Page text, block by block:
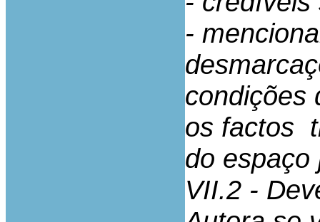
-
condições
os factos
do espaço
VII.2 -